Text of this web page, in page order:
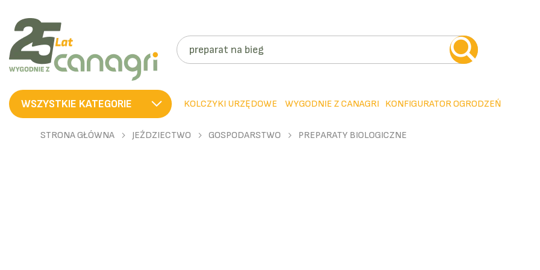
SZUKAJ
WSZYSTKIE KATEGORIE KOLCZYKI URZĘDOWE WYGODNIE Z CANAGRI KONFIGURATOR OGRODZEŃ
STRONA GŁÓWNA JEŹDZIECTWO GOSPODARSTWO PREPARATY BIOLOGICZNE